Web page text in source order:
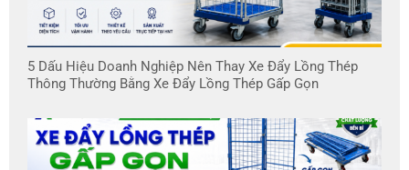
5 Dấu Hiệu Doanh Nghiệp Nên Thay Xe Đẩy Lồng Thép
Thông Thường Bằng Xe Đẩy Lồng Thép Gấp Gọn